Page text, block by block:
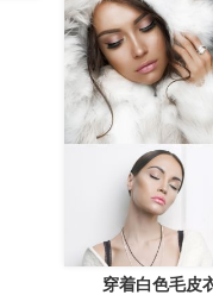
穿着白色毛皮